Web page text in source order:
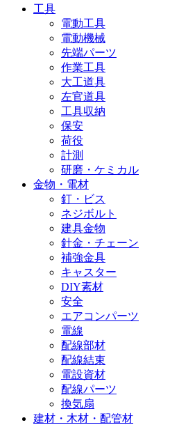
工具
電動工具
電動機械
先端パーツ
作業工具
大工道具
左官道具
工具収納
保安
荷役
計測
研磨・ケミカル
金物・電材
釘・ビス
ネジボルト
建具金物
針金・チェーン
補強金具
キャスター
DIY素材
安全
エアコンパーツ
電線
配線部材
配線結束
電設資材
配線パーツ
換気扇
建材・木材・配管材